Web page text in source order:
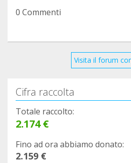
0 Commenti
Visita il forum
Cifra raccolta
Totale raccolto:
2.174 €
Fino ad ora abbiamo donato:
2.159 €